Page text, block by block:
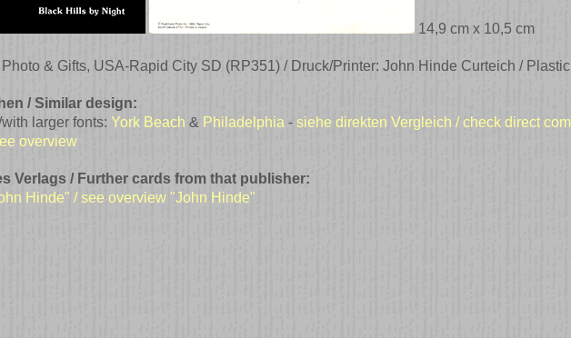
14,9 cm x 10,5 cm
& Gifts, USA-Rapid City SD (RP351) / Druck/Printer: John Hinde Curteich /
/ Similar design:
larger fonts: York Beach & Philadelphia - siehe direkten Vergleich / check direct
overview
Verlags / Further cards from that publisher:
Hinde" / see overview "John Hinde"